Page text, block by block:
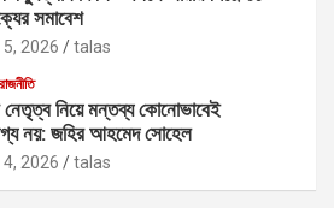
সমাবেশ
2026 talas
রাজনীতি
নেতৃত্ব নিয়ে মন্তব্য কোনোভাবেই
নয়: জহির আহমেদ সোহেল
2026 talas